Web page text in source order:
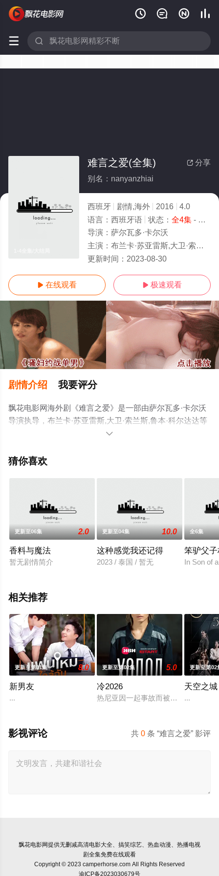
   
 
 分享
难言之爱(全集)
别名：nanyanzhiai
西班牙 剧情,海外 2016
4.0
语言： 西班牙语 状态： 全4集- 免费在线观看
导演： 萨尔瓦多·卡尔沃
主演： 布兰卡·苏亚雷斯,大卫·索兰斯,鲁本·科尔达达
更新时间： 2023-08-30
 在线观看  极速观看
剧情介绍 我要评分
飘花电影网海外剧《难言之爱》是一部由萨尔瓦多·卡尔沃
导演执导，布兰卡·苏亚雷斯,大卫·索兰斯,鲁本·科尔达达等
演员精彩演绎的西班牙电视剧，大结局剧情已揭晓（1-4全
花影院，热播电视剧提前免费观看，更多剧情信息可移步

猜你喜欢
更新至06集 2.0
香料与魔法
暂无剧情简介
更新至04集 10.0
这种感觉我还记得
2023 / 泰国 / 暂无
全6集
笨驴父
In Son of
相关推荐
更新至第01集 8.0
新男友
...
更新至第02集 5.0
冷2026
热尼亚因一起事故而被不公正地监禁
更新至第02
天空之城
...
共0 条 “难言之爱” 影评
影视评论
飘花电影网提供无删减高清电影大全、搞笑综艺、热血动漫、热播电视
剧全集免费在线观看
Copyright © 2023 camperhorse.com All Rights Reserved
渝ICP备2023030679号